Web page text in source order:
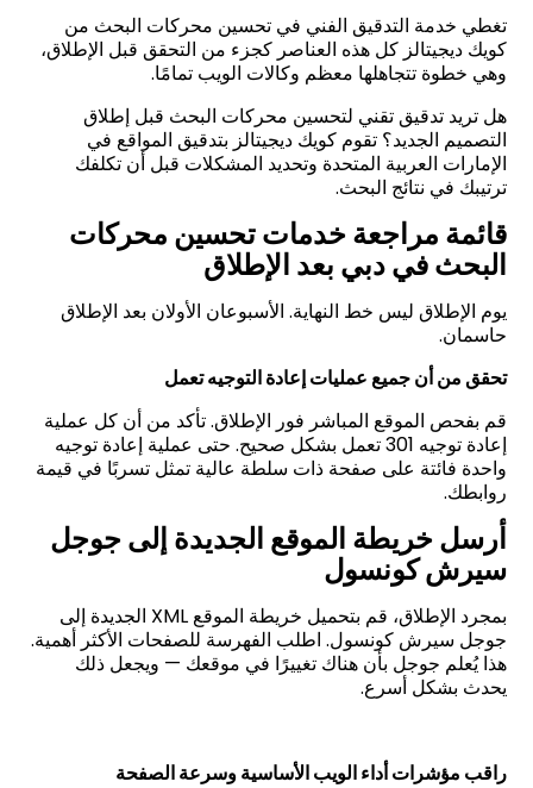
تغطي خدمة التدقيق الفني في تحسين محركات البحث من
كويك ديجيتالز كل هذه العناصر كجزء من التحقق قبل الإطلاق،
وهي خطوة تتجاهلها معظم وكالات الويب تمامًا.
هل تريد تدقيق تقني لتحسين محركات البحث قبل إطلاق
التصميم الجديد؟ تقوم كويك ديجيتالز بتدقيق المواقع في
الإمارات العربية المتحدة وتحديد المشكلات قبل أن تكلفك
ترتيبك في نتائج البحث.
قائمة مراجعة خدمات تحسين محركات
البحث في دبي بعد الإطلاق
يوم الإطلاق ليس خط النهاية. الأسبوعان الأولان بعد الإطلاق
حاسمان.
تحقق من أن جميع عمليات إعادة التوجيه تعمل
قم بفحص الموقع المباشر فور الإطلاق. تأكد من أن كل عملية
إعادة توجيه 301 تعمل بشكل صحيح. حتى عملية إعادة توجيه
واحدة فائتة على صفحة ذات سلطة عالية تمثل تسربًا في قيمة
روابطك.
أرسل خريطة الموقع الجديدة إلى جوجل
سيرش كونسول
بمجرد الإطلاق، قم بتحميل خريطة الموقع XML الجديدة إلى
جوجل سيرش كونسول. اطلب الفهرسة للصفحات الأكثر أهمية.
هذا يُعلم جوجل بأن هناك تغييرًا في موقعك — ويجعل ذلك
يحدث بشكل أسرع.
راقب مؤشرات أداء الويب الأساسية وسرعة الصفحة